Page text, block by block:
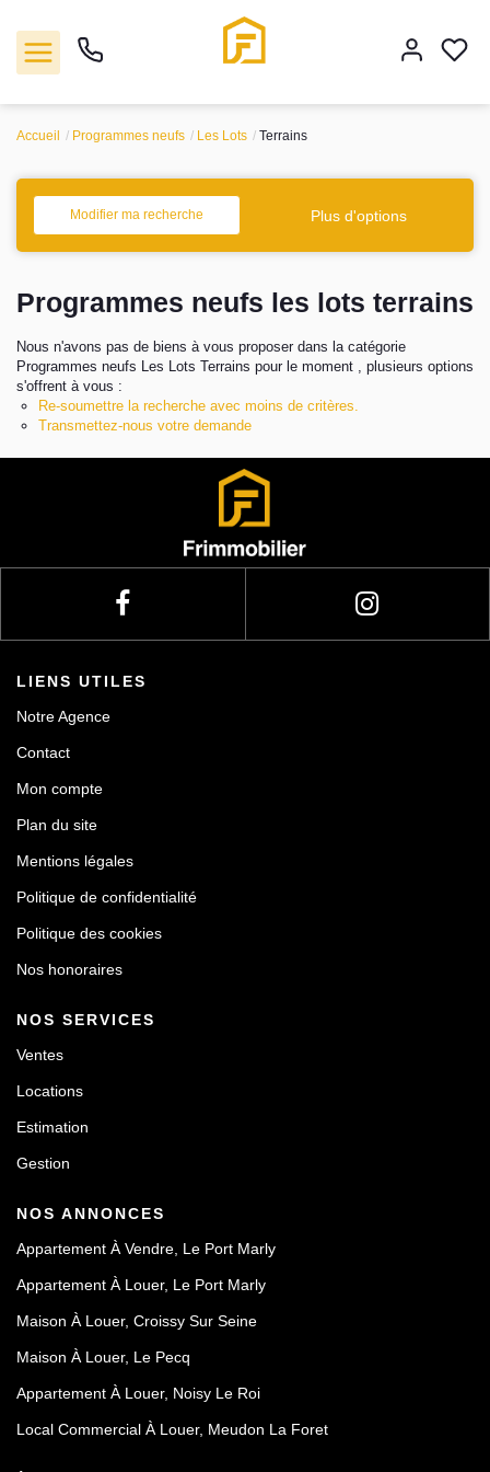
Vente
Location
Biens vendus
Gestion
Estimation
Contact
Accueil Programmes neufs Les Lots Terrains
Modifier ma recherche Plus d'options
Programmes neufs les lots terrains
Nous n'avons pas de biens à vous proposer dans la catégorie
Programmes neufs Les Lots Terrains pour le moment , plusieurs options
s'offrent à vous :
Re-soumettre la recherche avec moins de critères.
Transmettez-nous votre demande
LIENS UTILES
Notre Agence
Contact
Mon compte
Plan du site
Mentions légales
Politique de confidentialité
Politique des cookies
Nos honoraires
NOS SERVICES
Ventes
Locations
Estimation
Gestion
NOS ANNONCES
Appartement À Vendre, Le Port Marly
Appartement À Louer, Le Port Marly
Maison À Louer, Croissy Sur Seine
Maison À Louer, Le Pecq
Appartement À Louer, Noisy Le Roi
Local Commercial À Louer, Meudon La Foret